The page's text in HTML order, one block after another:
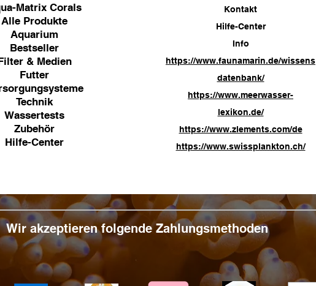
Matrix Corals
Alle Produkte
Aquarium
Bestseller
& Medien
Futter
Technik
Wassertests
Zubehör
Hilfe-Center
Kontakt
Hilfe-Center
Info
https://www.faunamarin.de/wissens
datenbank/
https://www.meerwasser-
lexikon.de/
https://www.zlements.com/de
https://www.swissplankton.ch/
Wir akzeptieren folgende Zahlungsmethoden